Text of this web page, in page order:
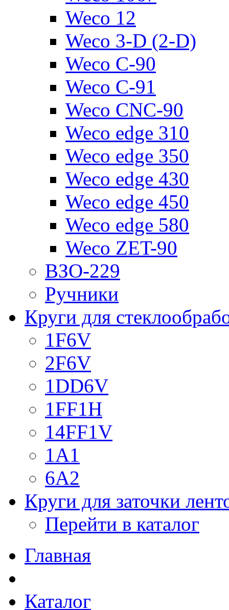
Weco 12
Weco 3-D (2-D)
Weco C-90
Weco C-91
Weco CNC-90
Weco edge 310
Weco edge 350
Weco edge 430
Weco edge 450
Weco edge 580
Weco ZET-90
ВЗО-229
Ручники
Круги для
1F6V
2F6V
1DD6V
1FF1H
14FF1V
1A1
6A2
Круги для заточки
Перейти в каталог
Главная
Каталог